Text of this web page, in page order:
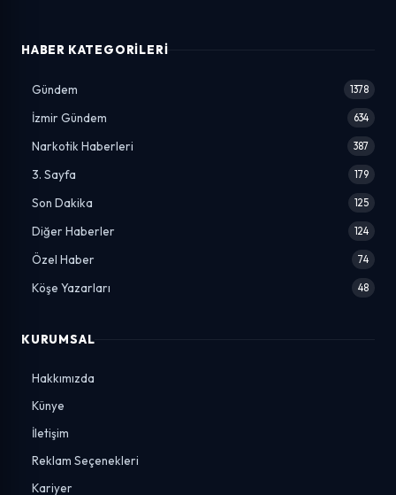
HABER KATEGORILERI
Gündem 1378
İzmir Gündem 634
Narkotik Haberleri 387
3. Sayfa 179
Son Dakika 125
Diğer Haberler 124
Özel Haber 74
Köşe Yazarları 48
KURUMSAL
Hakkımızda
Künye
İletişim
Reklam Seçenekleri
Kariyer